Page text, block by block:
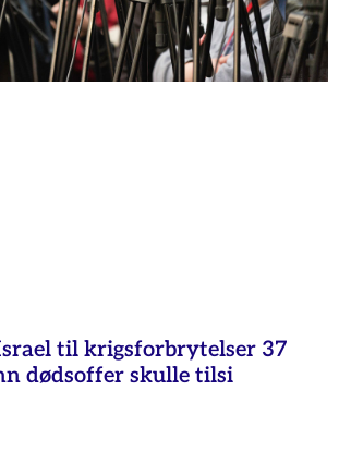
til krigsforbrytelser 37
dødsoffer skulle tilsi